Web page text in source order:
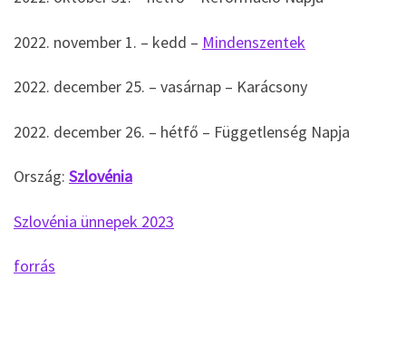
2022. november 1. – kedd – Mindenszentek
2022. december 25. – vasárnap – Karácsony
2022. december 26. – hétfő – Függetlenség Napja
Ország: Szlovénia
Szlovénia ünnepek 2023
forrás